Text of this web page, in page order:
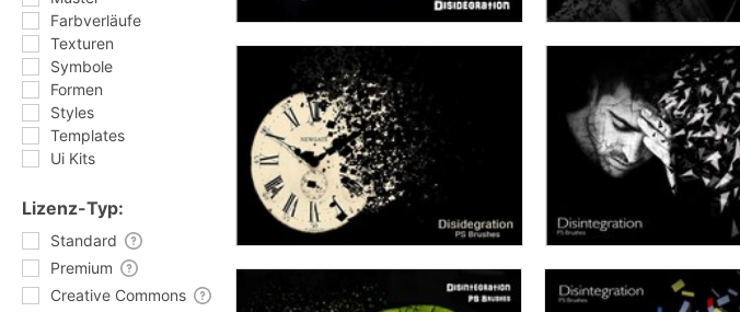
Farbverläufe
Texturen
Symbole
Formen
Styles
Templates
Ui Kits
Lizenz-Typ:
Standard
Premium
Creative Commons